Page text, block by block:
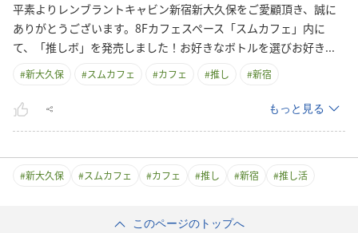
平素よりレンブラントキャビン新宿新大久保をご愛顧頂き、誠に
ありがとうございます。8Fカフェスペース「スムカフェ」内に
て、「推しボ」を発売しました！お好きなボトルを選びお好き...
#新大久保 #スムカフェ #カフェ #推し #新宿
もっと見る
#新大久保 #スムカフェ #カフェ #推し #新宿 #推し活
このページのトップへ